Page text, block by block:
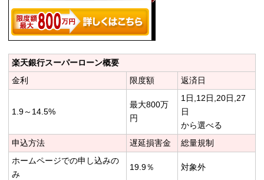
楽天銀行スーパーローン概要
金利
限度額 返済日
1.9～14.5%
最大800万
円
1日,12日,20日,27
日
から選べる
申込方法
遅延損害金
総量規制
ホームページでの申し込みの
み
19.9％ 対象外